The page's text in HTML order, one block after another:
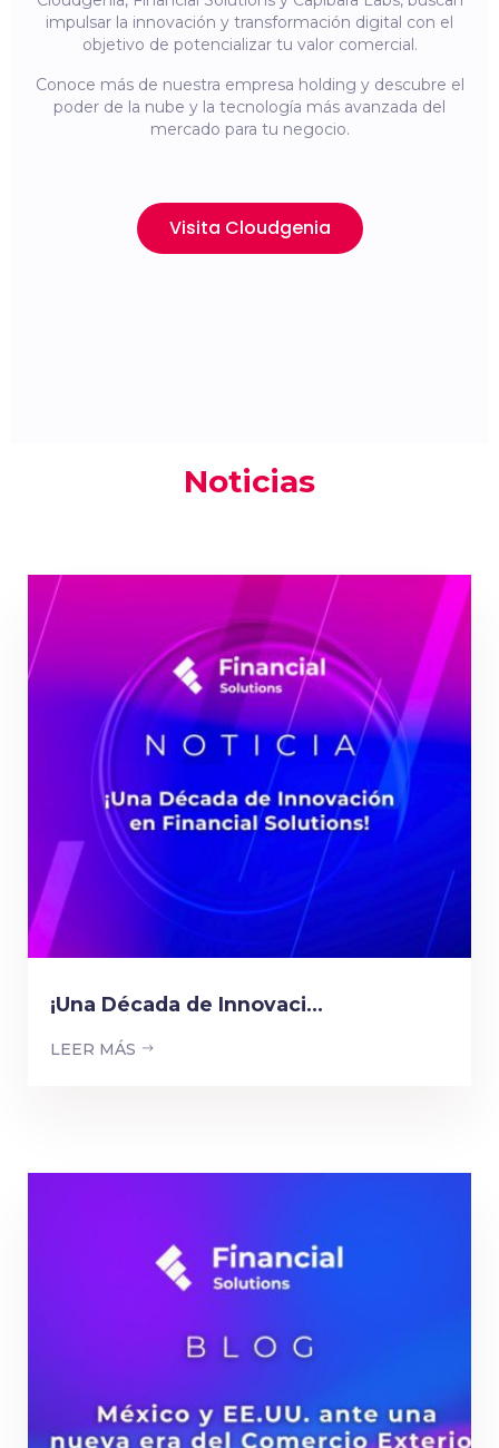
impulsar la innovación y transformación digital con el
objetivo de potencializar tu valor comercial.
Conoce más de nuestra empresa holding y descubre el
poder de la nube y la tecnología más avanzada del
mercado para tu negocio.
Visita Cloudgenia
Noticias
¡Una Década de Innovaci...
LEER MÁS